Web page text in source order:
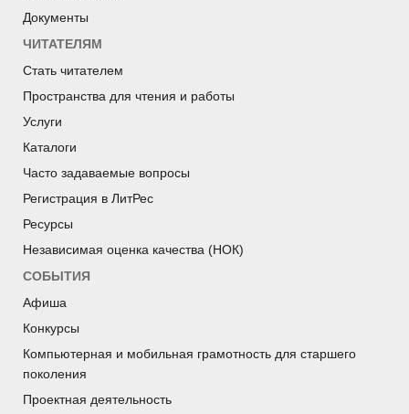
Документы
ЧИТАТЕЛЯМ
Стать читателем
Пространства для чтения и работы
Услуги
Каталоги
Часто задаваемые вопросы
Регистрация в ЛитРес
Ресурсы
Независимая оценка качества (НОК)
СОБЫТИЯ
Афиша
Конкурсы
Компьютерная и мобильная грамотность для старшего
поколения
Проектная деятельность